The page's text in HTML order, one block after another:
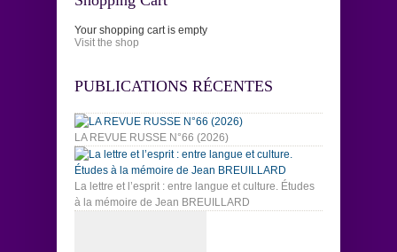
Your shopping cart is empty
Visit the shop
PUBLICATIONS RÉCENTES
LA REVUE RUSSE N°66 (2026)
La lettre et l’esprit : entre langue et culture. Études
à la mémoire de Jean BREUILLARD